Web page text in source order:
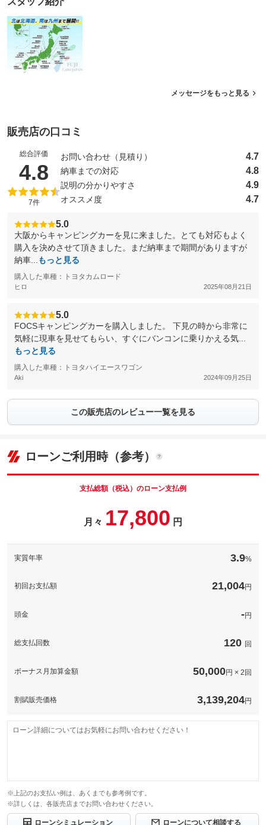
ポップアップルーフ
メッセージをもっと見る
販売店の口コミ
総合評価
4.8 （5点満点中）
7件
お問い合わせ（見積り） 4.7
納車までの対応 4.8
説明の分かりやすさ 4.9
オススメ度 4.7
5.0
大阪からキャンピングカーを見に来ました。とても対応もよく
購入を決めさせて頂きました。まだ納車まで期間がありますが
納車...
もっと見る
購入した車種：トヨタカムロード
ヒロ 2025年08月21日
5.0
FOCSキャンピングカーを購入しました。 下見の時から非常に
気軽に現車を見せてもらい、すぐにバンコンに乗りかえる気...
もっと見る
購入した車種：トヨタハイエースワゴン
Aki 2024年09月25日
この販売店のレビュー一覧を見る
ローンご利用時（参考）
支払総額（税込）のローン支払例
月々 17,800 円
実質年率 3.9%
初回お支払額 21,004円
頭金 -円
総支払回数 120 回
ボーナス月加算金額 50,000円 × 2回
割賦販売価格 3,139,204円
ローン詳細についてはお気軽にお問い合わせください！
※上記のお支払い例は、あくまでも参考例です。
※詳しくは、各販売店までお問い合わせください。
ローンシミュレーション ローンについて相談する